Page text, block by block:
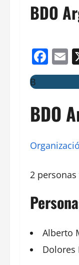
BDO
B
BDO
2
Alberto
Dolores